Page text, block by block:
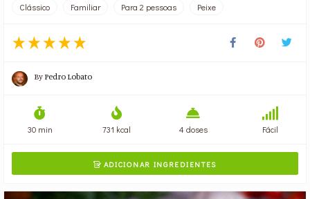
Clássico Familiar Para 2 pessoas Peixe
ByPedro Lobato
30 min 731 kcal 4 doses Fácil
ADICIONAR INGREDIENTES